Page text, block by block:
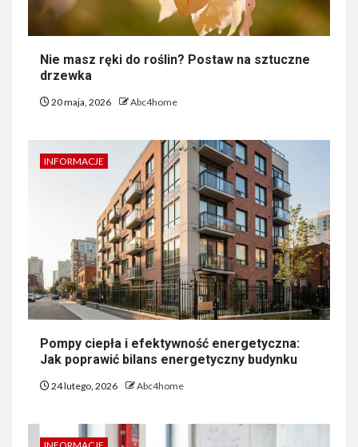
Nie masz ręki do roślin? Postaw na sztuczne
drzewka
20 maja, 2026 Abc4home
INFORMACJE
Pompy ciepła i efektywność energetyczna:
Jak poprawić bilans energetyczny budynku
24 lutego, 2026 Abc4home